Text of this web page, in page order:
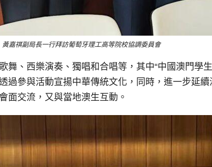
黃嘉祺副局長一行拜訪葡萄牙理工高等院校協調委員會
舞、西樂演奏、獨唱和合唱等，其中“中國澳門學
過參與活動宣揚中華傳統文化，同時，進一步延
面交流，又與當地澳生互動。